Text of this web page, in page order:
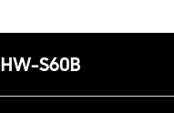
HW-S60B